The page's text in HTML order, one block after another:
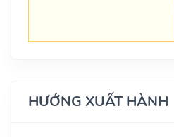
HƯỚNG XUẤT HÀNH